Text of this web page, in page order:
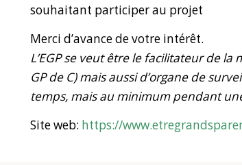
souhaitant participer au projet
Merci d’avance de votre intérêt.
L’EGP se veut être le facilitateur de
GP de C) mais aussi d’organe de
temps, mais au minimum pendant
Site web: https://